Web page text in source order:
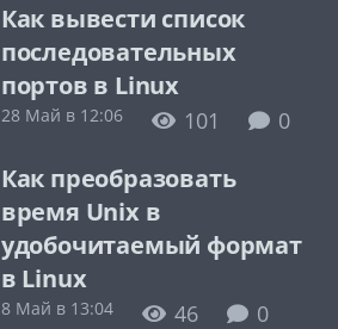
Как вывести список
последовательных
портов в Linux
28 Май в 12:06 101 0
Как преобразовать
время Unix в
удобочитаемый формат
в Linux
8 Май в 13:04 46 0